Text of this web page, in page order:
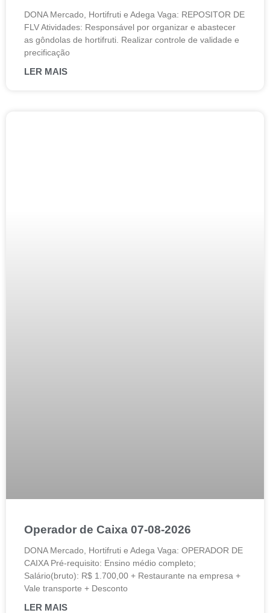
DONA Mercado, Hortifruti e Adega Vaga: REPOSITOR DE
FLV Atividades: Responsável por organizar e abastecer
as gôndolas de hortifruti. Realizar controle de validade e
precificação
LER MAIS
Operador de Caixa 07-08-2026
DONA Mercado, Hortifruti e Adega Vaga: OPERADOR DE
CAIXA Pré-requisito: Ensino médio completo;
Salário(bruto): R$ 1.700,00 + Restaurante na empresa +
Vale transporte + Desconto
LER MAIS